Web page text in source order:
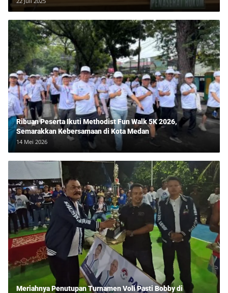
Ribuan Peserta Ikuti Methodist Fun Walk 5K 2026,
Semarakkan Kebersamaan di Kota Medan
14 Mei 2026
Meriahnya Penutupan Turnamen Voli Pasti Bobby di